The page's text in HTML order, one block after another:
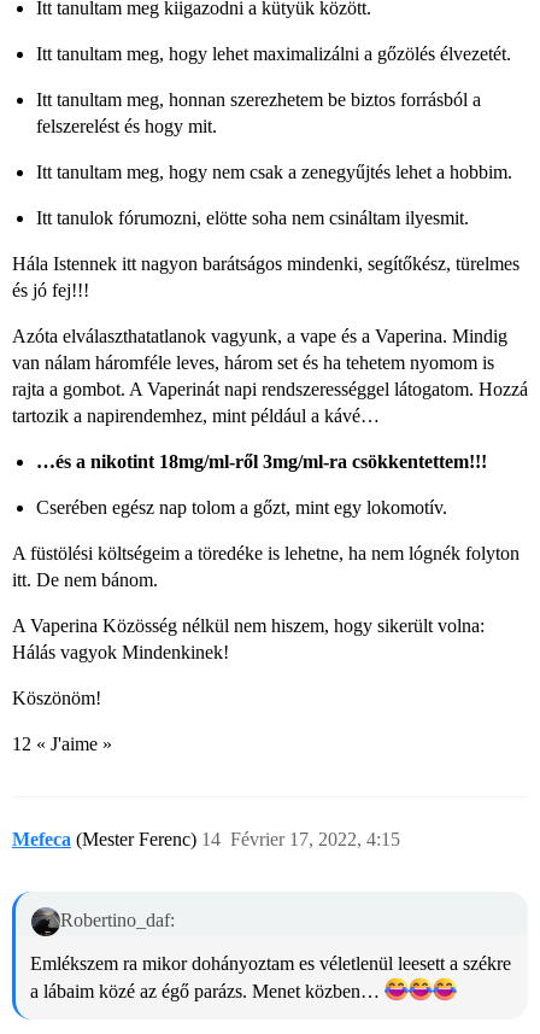
Itt tanultam meg kiigazodni a kütyük között.
Itt tanultam meg, hogy lehet maximalizálni a gőzölés élvezetét.
Itt tanultam meg, honnan szerezhetem be biztos forrásból a
felszerelést és hogy mit.
Itt tanultam meg, hogy nem csak a zenegyűjtés lehet a hobbim.
Itt tanulok fórumozni, elötte soha nem csináltam ilyesmit.
Hála Istennek itt nagyon barátságos mindenki, segítőkész, türelmes
és jó fej!!!
Azóta elválaszthatatlanok vagyunk, a vape és a Vaperina. Mindig
van nálam háromféle leves, három set és ha tehetem nyomom is
rajta a gombot. A Vaperinát napi rendszerességgel látogatom. Hozzá
tartozik a napirendemhez, mint például a kávé…
…és a nikotint 18mg/ml-ről 3mg/ml-ra csökkentettem!!!
Cserében egész nap tolom a gőzt, mint egy lokomotív.
A füstölési költségeim a töredéke is lehetne, ha nem lógnék folyton
itt. De nem bánom.
A Vaperina Közösség nélkül nem hiszem, hogy sikerült volna:
Hálás vagyok Mindenkinek!
Köszönöm!
12 « J'aime »
Mefeca (Mester Ferenc) Février 17, 2022, 4:15
14
Robertino_daf:
Emlékszem ra mikor dohányoztam es véletlenül leesett a székre
a lábaim közé az égő parázs. Menet közben…